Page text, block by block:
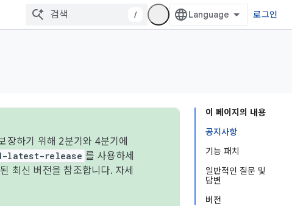
/ 로그인
이 페이지의 내용
공지사항
기능 패치
일반적인 질문 및
답변
버전
장하기 위해 2분기와 4분기에
latest-release 를 사용하세
최신 버전을 참조합니다. 자세